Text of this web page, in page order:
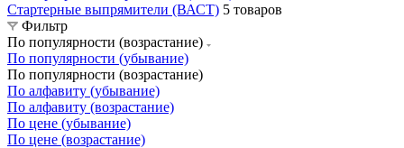
Стартерные выпрямители (ВАСТ) 5 товаров
Фильтр
По популярности (возрастание)
По популярности (убывание)
По популярности (возрастание)
По алфавиту (убывание)
По алфавиту (возрастание)
По цене (убывание)
По цене (возрастание)